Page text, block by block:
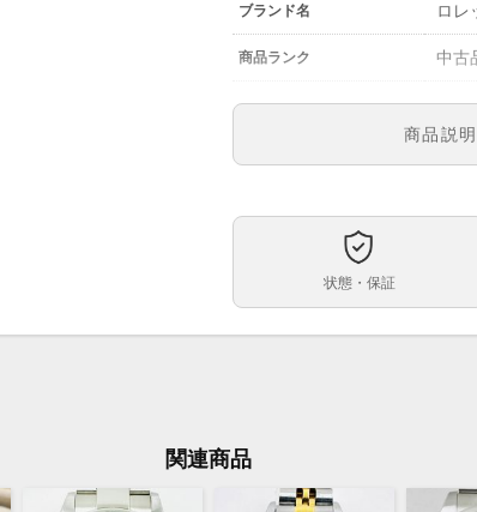
ブランド名 ロレ
商品ランク 中古
参考定価
ムーブメント
ケースサイズ 39ｍ
商品説
状態・保証
関連商品